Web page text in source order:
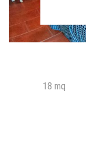
18 mq